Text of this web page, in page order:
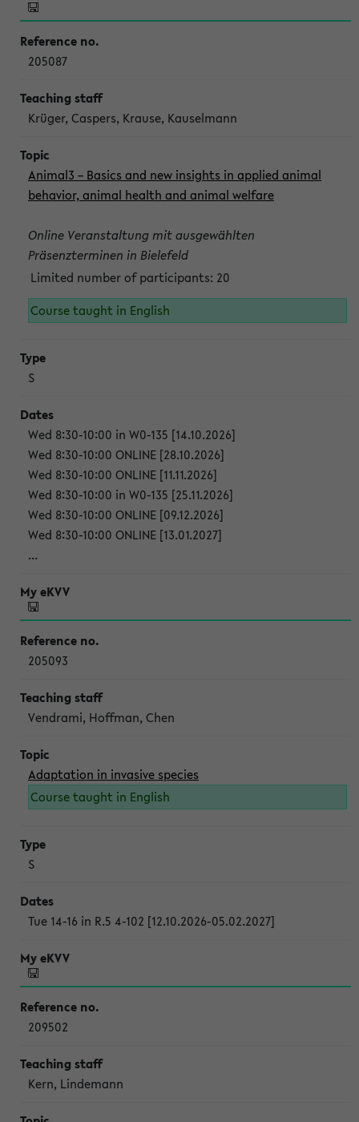
205087
Krüger, Caspers, Krause, Kauselmann
Animal3 – Basics and new insights in applied animal
behavior, animal health and animal welfare
Online Veranstaltung mit ausgewählten
Präsenzterminen in Bielefeld
Limited number of participants: 20
Course taught in English
S
Wed 8:30-10:00 in W0-135 [14.10.2026]
Wed 8:30-10:00 ONLINE [28.10.2026]
Wed 8:30-10:00 ONLINE [11.11.2026]
Wed 8:30-10:00 in W0-135 [25.11.2026]
Wed 8:30-10:00 ONLINE [09.12.2026]
Wed 8:30-10:00 ONLINE [13.01.2027]
...
205093
Vendrami, Hoffman, Chen
Adaptation in invasive species
Course taught in English
S
Tue 14-16 in R.5 4-102 [12.10.2026-05.02.2027]
209502
Kern, Lindemann